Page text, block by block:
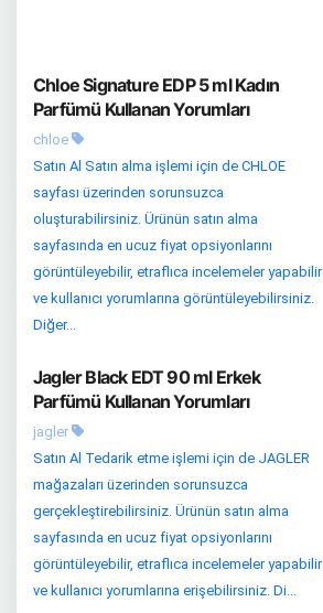
Chloe Signature EDP 5 ml Kadın
Parfümü Kullanan Yorumları
chloe
Satın Al Satın alma işlemi için de CHLOE
sayfası üzerinden sorunsuzca
oluşturabilirsiniz. Ürünün satın alma
sayfasında en ucuz fiyat opsiyonlarını
görüntüleyebilir, etraflıca incelemeler yapabilir
ve kullanıcı yorumlarına görüntüleyebilirsiniz.
Diğer...
Jagler Black EDT 90 ml Erkek
Parfümü Kullanan Yorumları
jagler
Satın Al Tedarik etme işlemi için de JAGLER
mağazaları üzerinden sorunsuzca
gerçekleştirebilirsiniz. Ürünün satın alma
sayfasında en ucuz fiyat opsiyonlarını
görüntüleyebilir, etraflıca incelemeler yapabilir
ve kullanıcı yorumlarına erişebilirsiniz. Di...